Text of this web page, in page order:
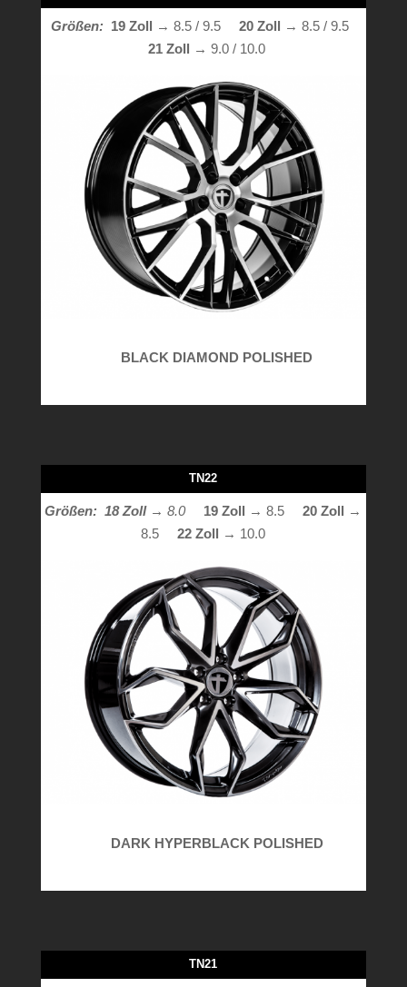
Größen: 19 Zoll → 8.5 / 9.5 20 Zoll → 8.5 / 9.5
21 Zoll →9.0 / 10.0
BLACK DIAMOND POLISHED
TN22
Größen: 18 Zoll → 8.0 19 Zoll → 8.520 Zoll →
8.522 Zoll → 10.0
DARK HYPERBLACK POLISHED
TN21